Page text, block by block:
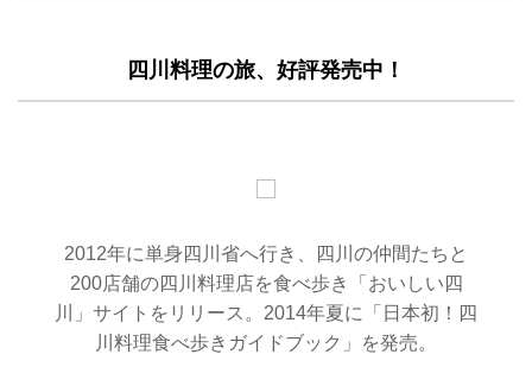
四川料理の旅、好評発売中！
2012年に単身四川省へ行き、四川の仲間たちと
200店舗の四川料理店を食べ歩き「おいしい四
川」サイトをリリース。2014年夏に「日本初！四
川料理食べ歩きガイドブック」を発売。